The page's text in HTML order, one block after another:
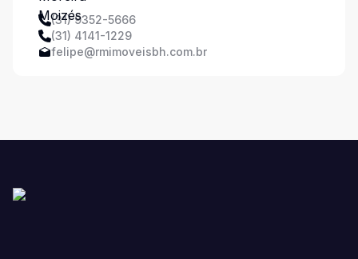
(31) 9352-5666
(31) 4141-1229
felipe@rmimoveisbh.com.br